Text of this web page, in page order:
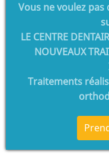
Vous ne voulez
LE CENTRE
NOUVEAUX
Traitements